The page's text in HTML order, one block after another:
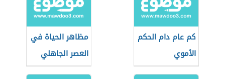
كم عام دام الحكم
الأموي
مظاهر الحياة في
العصر الجاهلي